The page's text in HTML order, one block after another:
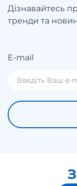
Дізнавайтесь
тренди та
E-mail